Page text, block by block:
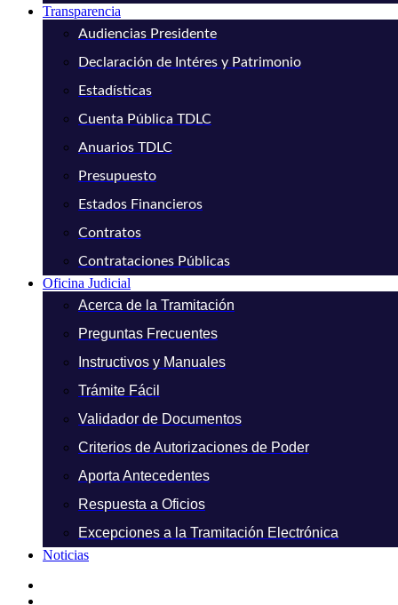
Transparencia
Audiencias Presidente
Declaración de Intéres y Patrimonio
Estadísticas
Cuenta Pública TDLC
Anuarios TDLC
Presupuesto
Estados Financieros
Contratos
Contrataciones Públicas
Oficina Judicial
Acerca de la Tramitación
Preguntas Frecuentes
Instructivos y Manuales
Trámite Fácil
Validador de Documentos
Criterios de Autorizaciones de Poder
Aporta Antecedentes
Respuesta a Oficios
Excepciones a la Tramitación Electrónica
Noticias